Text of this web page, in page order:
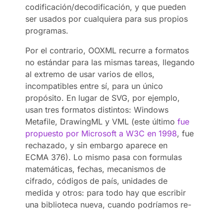
codificación/decodificación, y que pueden
ser usados por cualquiera para sus propios
programas.
Por el contrario, OOXML recurre a formatos
no estándar para las mismas tareas, llegando
al extremo de usar varios de ellos,
incompatibles entre sí, para un único
propósito. En lugar de SVG, por ejemplo,
usan tres formatos distintos: Windows
Metafile, DrawingML y VML (este últimofue
propuesto por Microsoft a W3C en 1998, fue
rechazado, y sin embargo aparece en
ECMA 376). Lo mismo pasa con formulas
matemáticas, fechas, mecanismos de
cifrado, códigos de país, unidades de
medida y otros: para todo hay que escribir
una biblioteca nueva, cuando podríamos re-